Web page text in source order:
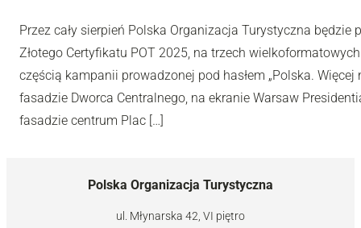
Przez cały sierpień Polska Organizacja Turystyczna
Złotego Certyfikatu POT 2025, na trzech
częścią kampanii prowadzonej pod hasłem „Polska.
fasadzie Dworca Centralnego, na ekranie Warsaw
fasadzie centrum Plac […]
Polska Organizacja Turystyczna
ul. Młynarska 42, VI piętro